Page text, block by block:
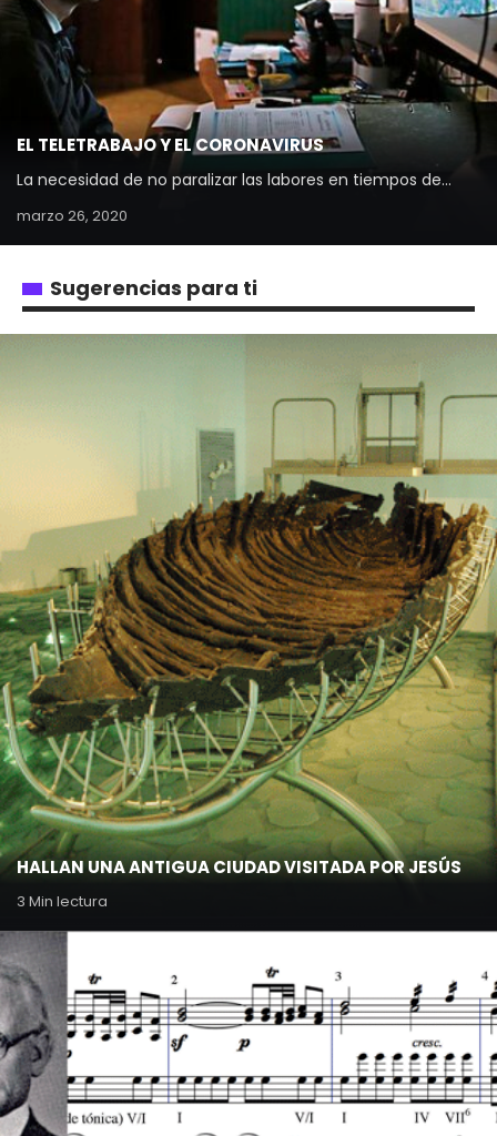
EL TELETRABAJO Y EL CORONAVIRUS
La necesidad de no paralizar las labores en tiempos de…
marzo 26, 2020
Sugerencias para ti
HALLAN UNA ANTIGUA CIUDAD VISITADA POR JESÚS
3 Min lectura